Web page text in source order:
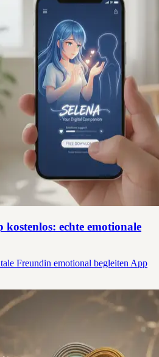
echte emotionale
Freundin emotional begleiten App